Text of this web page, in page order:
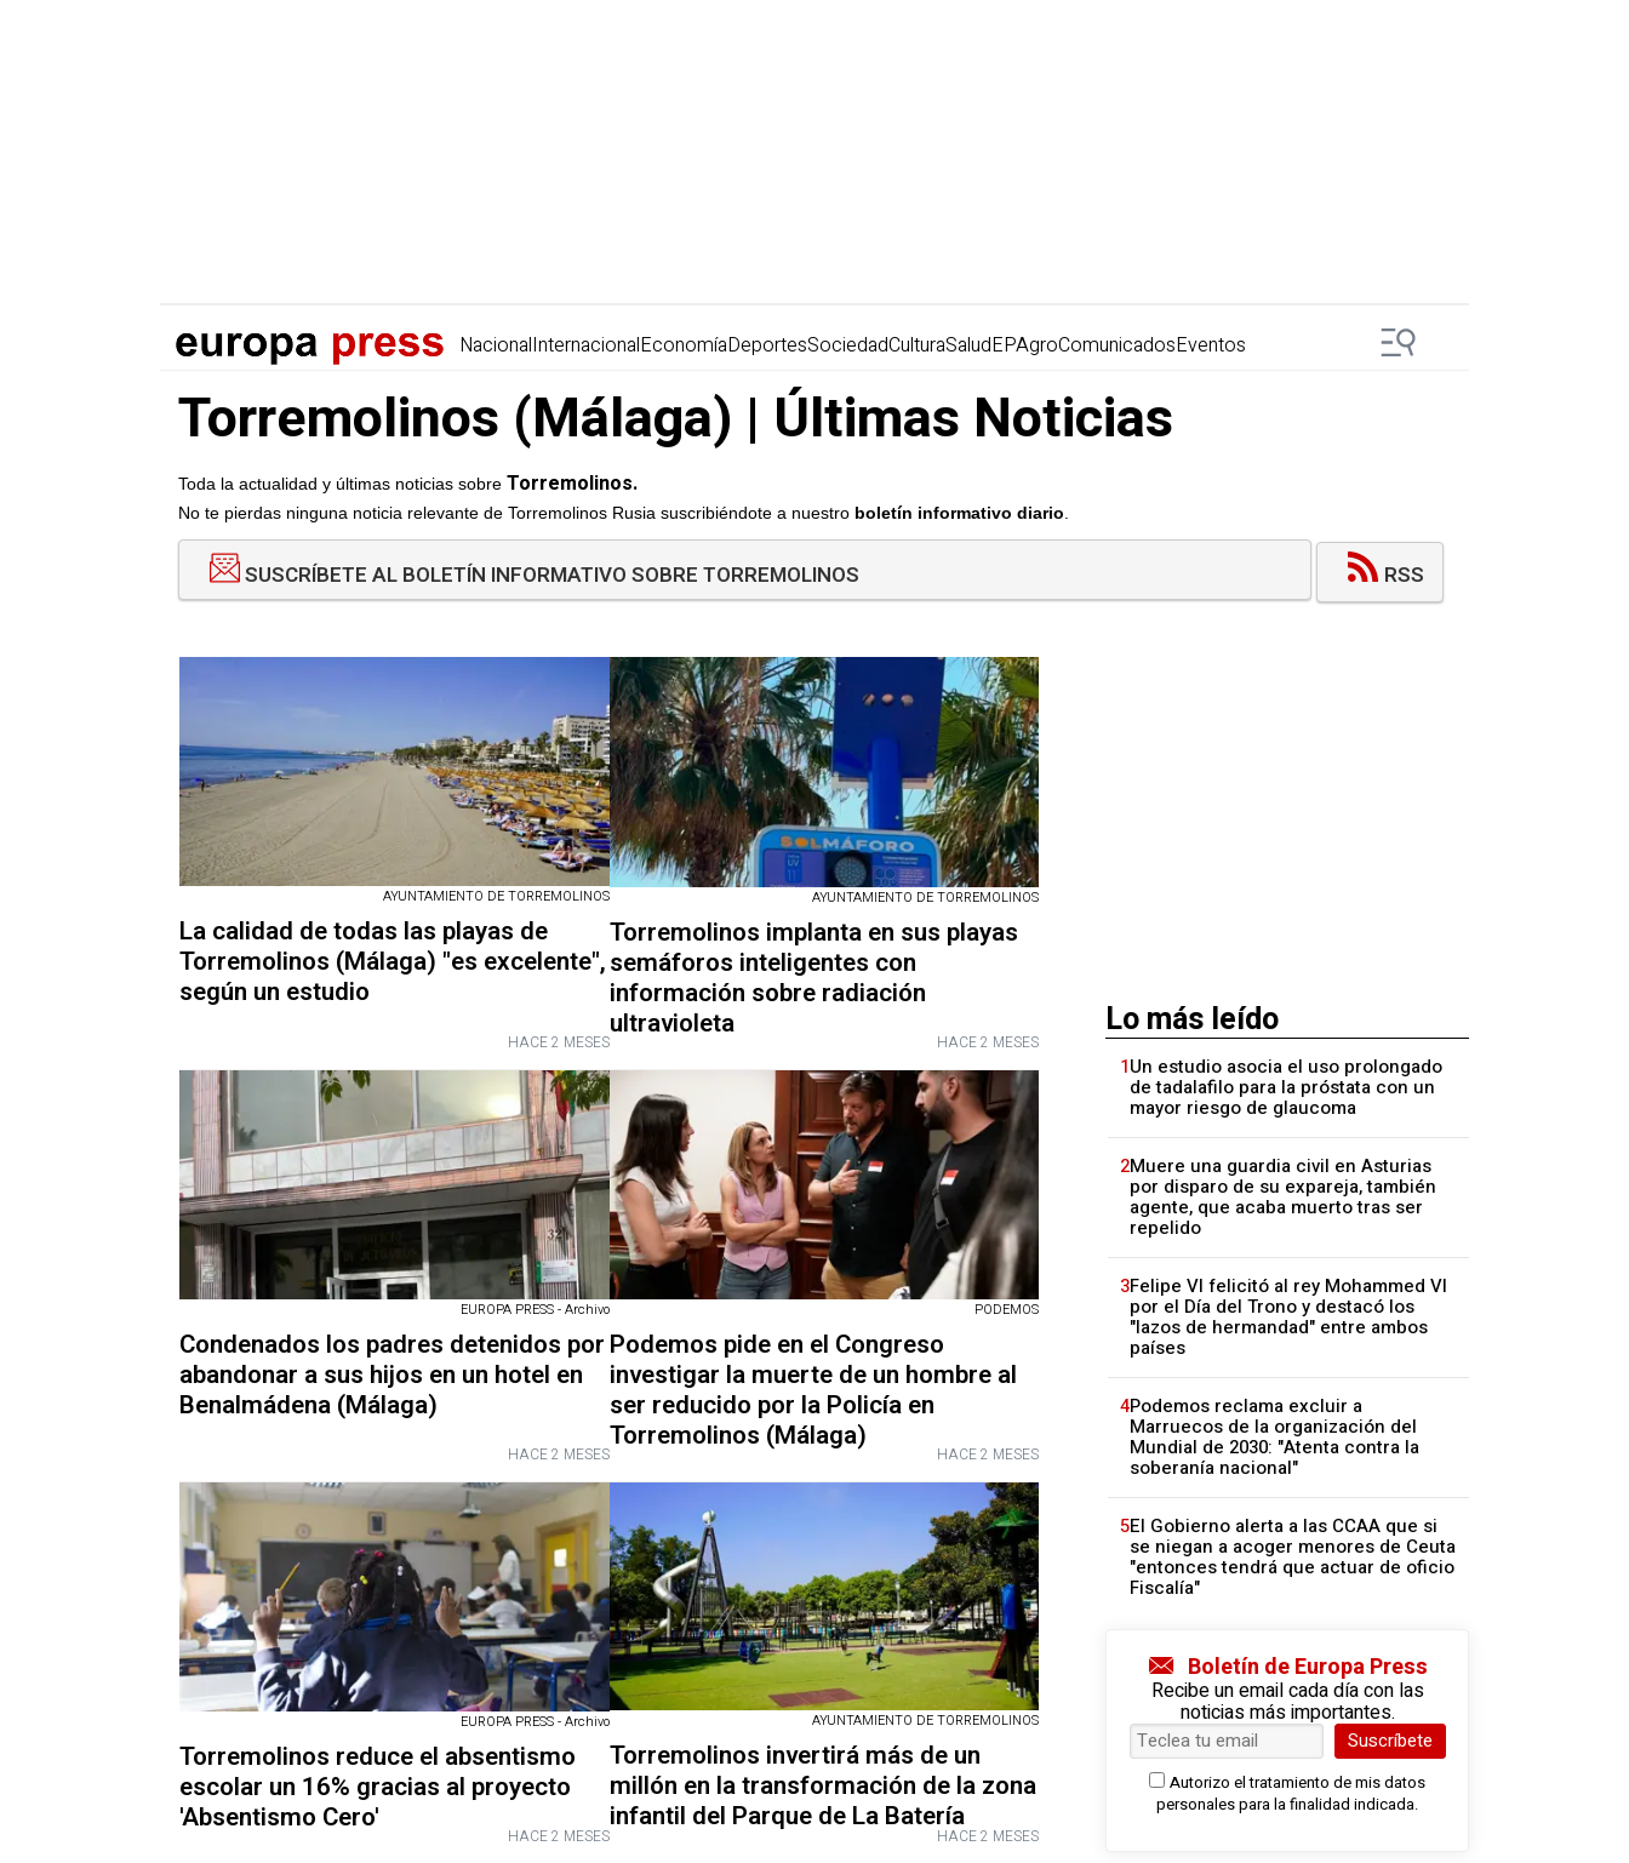
NacionalInternacionalEconomíaDeportesSociedadCulturaSaludEPAgroComunicadosEventos
Torremolinos (Málaga) | Últimas Noticias
Toda la actualidad y últimas noticias sobre Torremolinos.
No te pierdas ninguna noticia relevante de Torremolinos Rusia suscribiéndote a nuestro boletín informativo diario
SUSCRÍBETE AL BOLETÍN INFORMATIVO SOBRE TORREMOLINOS RSS
AYUNTAMIENTO DE TORREMOLINOS
La calidad de todas las playas de
Torremolinos (Málaga) "es excelente",
según un estudio
HACE 2 MESES
AYUNTAMIENTO DE TORREMOLINOS
Torremolinos implanta en sus playas
semáforos inteligentes con
información sobre radiación
ultravioleta
HACE 2 MESES
EUROPA PRESS - Archivo
Condenados los padres detenidos por
abandonar a sus hijos en un hotel en
Benalmádena (Málaga)
HACE 2 MESES
PODEMOS
Podemos pide en el Congreso
investigar la muerte de un hombre al
ser reducido por la Policía en
Torremolinos (Málaga)
HACE 2 MESES
EUROPA PRESS - Archivo
Torremolinos reduce el absentismo
escolar un 16% gracias al proyecto
'Absentismo Cero'
HACE 2 MESES
AYUNTAMIENTO DE TORREMOLINOS
Torremolinos invertirá más de un
millón en la transformación de la zona
infantil del Parque de La Batería
HACE 2 MESES
Lo más leído
1Un estudio asocia el uso prolongado
de tadalafilo para la próstata con un
mayor riesgo de glaucoma
2Muere una guardia civil en Asturias
por disparo de su expareja, también
agente, que acaba muerto tras ser
repelido
3Felipe VI felicitó al rey Mohammed VI
por el Día del Trono y destacó los
"lazos de hermandad" entre ambos
países
4Podemos reclama excluir a
Marruecos de la organización del
Mundial de 2030: "Atenta contra la
soberanía nacional"
5El Gobierno alerta a las CCAA que si
se niegan a acoger menores de Ceuta
"entonces tendrá que actuar de oficio
Fiscalía"
Boletín de Europa Press
Recibe un email cada día con las
noticias más importantes.
Suscríbete
Autorizo el tratamiento de mis datos
personales para la finalidad indicada.